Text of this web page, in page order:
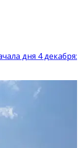
дня 4 декабря: